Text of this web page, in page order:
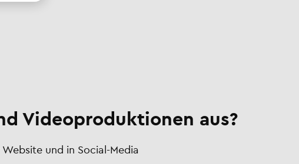
Videoproduktionen aus?
und in Social-Media